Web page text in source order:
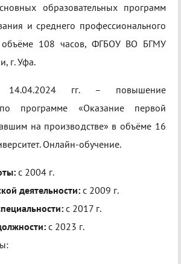
образовательных программ
и среднего профессионального
объёме 108 часов, ФГБОУ ВО БГМУ
г. Уфа.
гг. – повышение
программе «Оказание первой
на производстве» в объёме 16
Онлайн-обучение.
с 2004 г.
деятельности: с 2009 г.
с 2017 г.
с 2023 г.